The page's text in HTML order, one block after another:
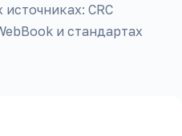
CRC
и стандартах